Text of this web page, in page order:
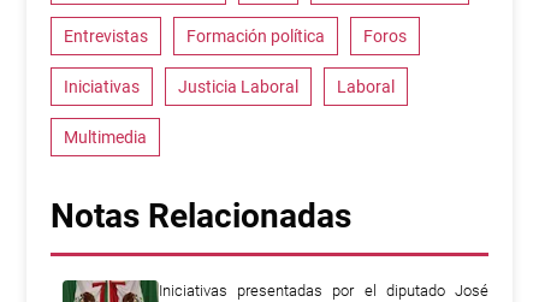
Entrevistas Formación política Foros
Iniciativas Justicia Laboral Laboral
Multimedia
Notas Relacionadas
Iniciativas presentadas por el diputado José